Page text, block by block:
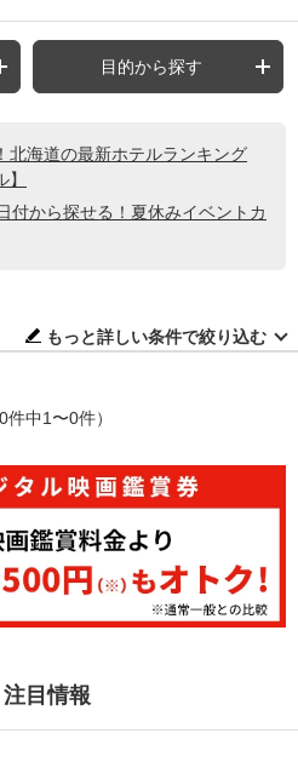
目的から探す
北海道の最新ホテルランキング
付から探せる！夏休みイベントカ
もっと詳しい条件で絞り込む
0件中1〜0件）
注目情報